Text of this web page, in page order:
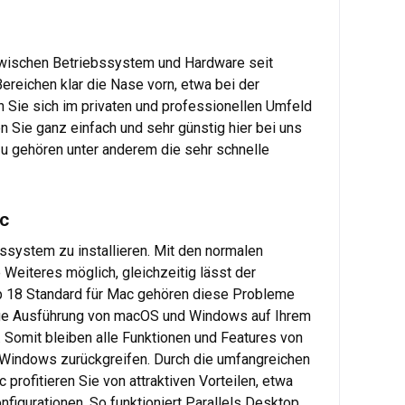
Betriebssystem und Hardware seit
klar die Nase vorn, etwa bei der
Sie sich im privaten und professionellen Umfeld
Sie ganz einfach und sehr günstig hier bei uns
gehören unter anderem die sehr schnelle
zu installieren. Mit den normalen
möglich, gleichzeitig lässt der
Standard für Mac gehören diese Probleme
von macOS und Windows auf Ihrem
bleiben alle Funktionen und Features von
zurückgreifen. Durch die umfangreichen
profitieren Sie von attraktiven Vorteilen, etwa